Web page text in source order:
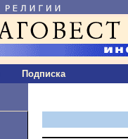
Подписка